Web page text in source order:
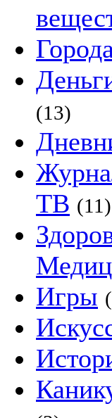
(13)
ТВ (11)
Игры